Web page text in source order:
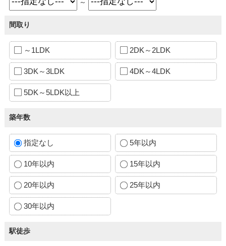
間取り
～1LDK 2DK～2LDK
3DK～3LDK 4DK～4LDK
5DK～5LDK以上
築年数
指定なし 5年以内
10年以内 15年以内
20年以内 25年以内
30年以内
駅徒歩